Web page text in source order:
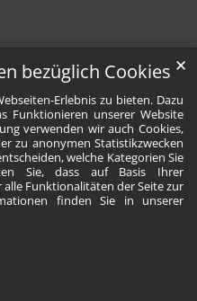
bezüglich Cookies
Erlebnis zu bieten. Dazu
Funktionieren unserer Website
verwenden wir auch Cookies,
zu anonymen Statistikzwecken
welche Kategorien Sie
Sie, dass auf Basis Ihrer
Funktionalitäten der Seite zur
finden Sie in unserer
✕